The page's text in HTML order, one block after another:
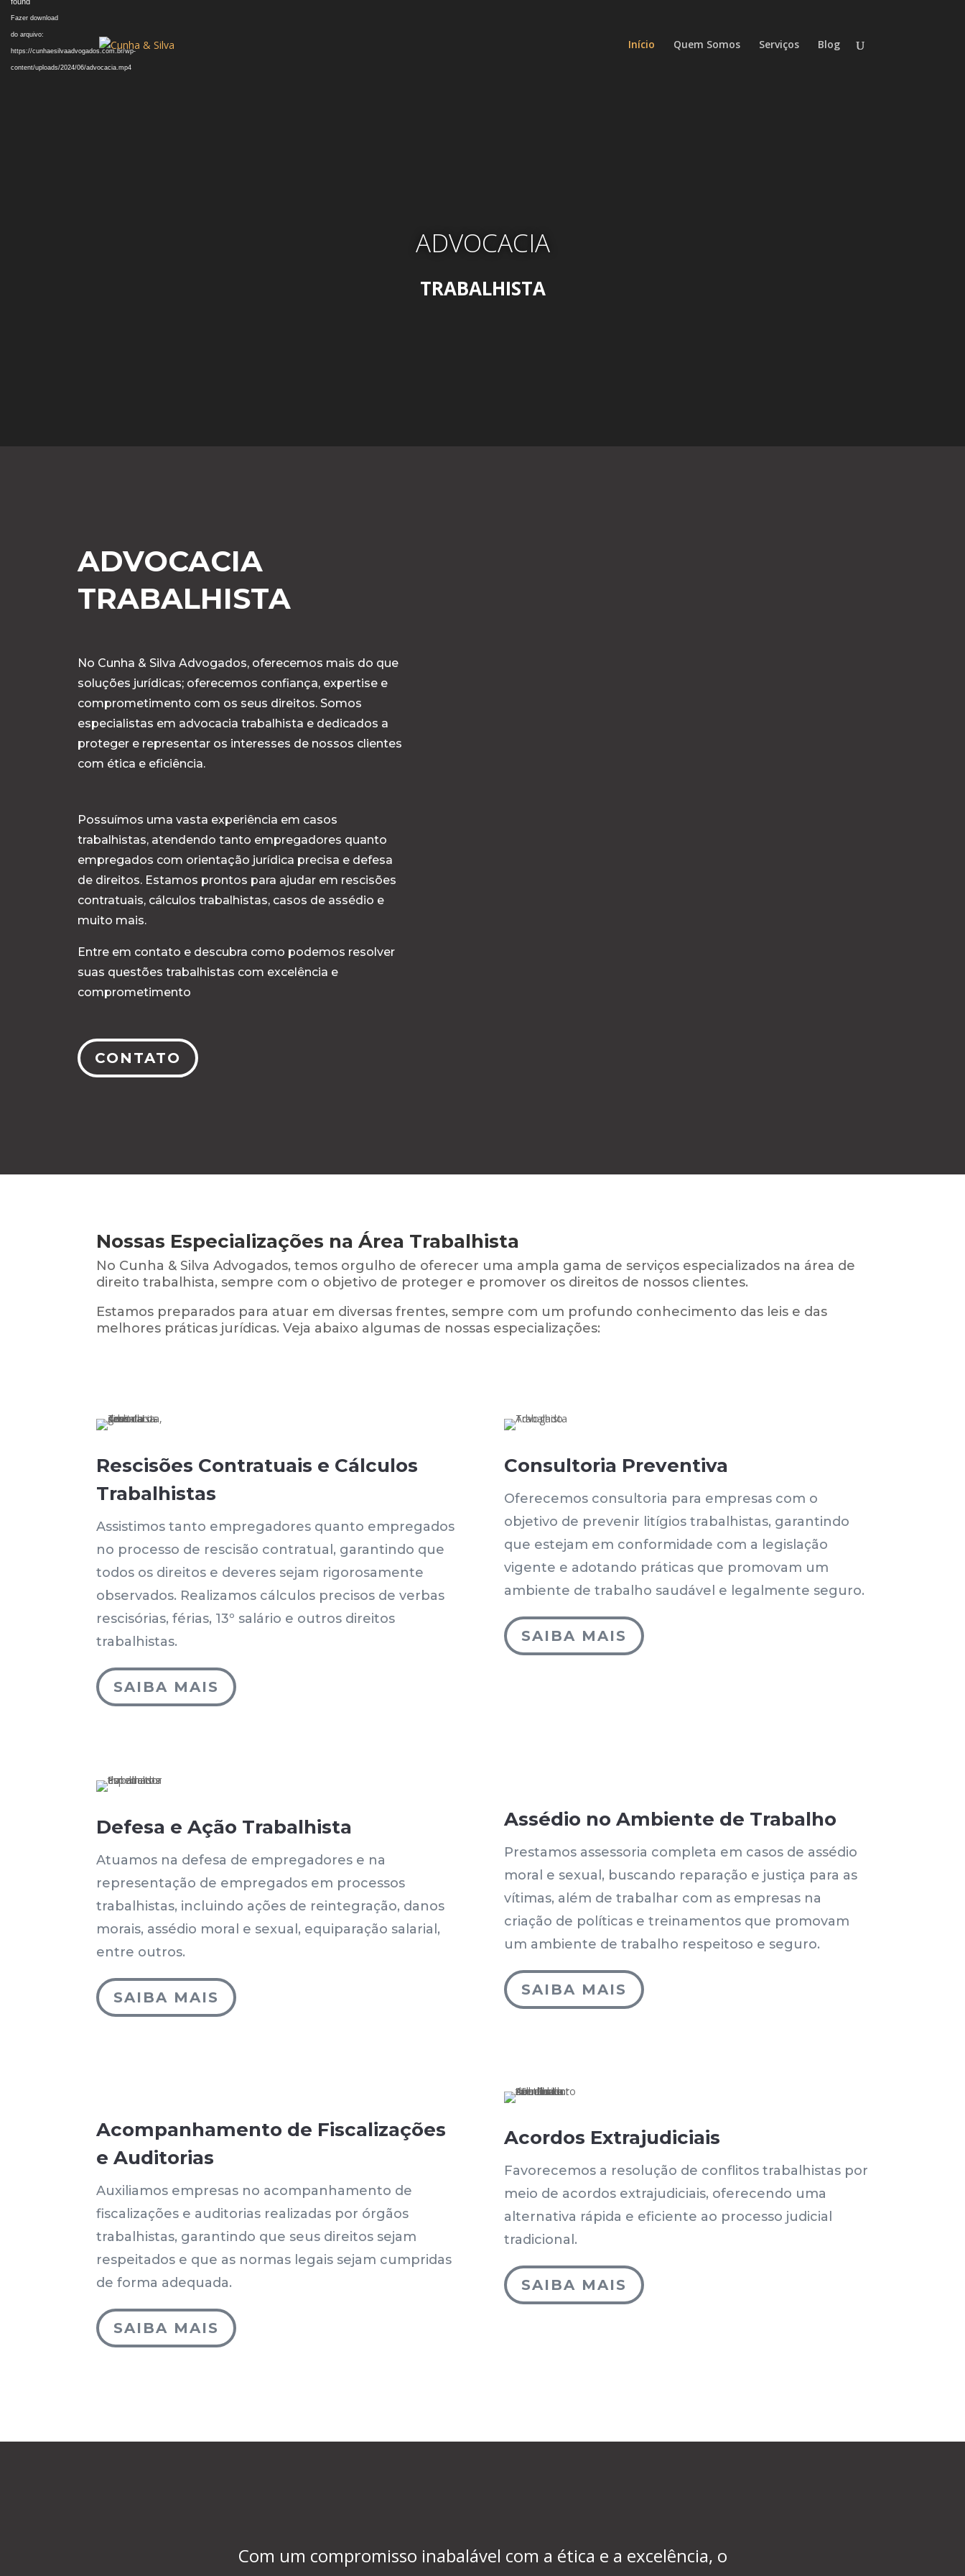
Início Quem Somos Serviços Blog
Fazer download
do arquivo:
https://cunhaesilvaadvogados.com.br/wp-
content/uploads/2024/06/advocacia.mp4
ADVOCACIA
TRABALHISTA
ADVOCACIA
TRABALHISTA
No Cunha & Silva Advogados, oferecemos mais do que
soluções jurídicas; oferecemos confiança, expertise e
comprometimento com os seus direitos. Somos
especialistas em advocacia trabalhista e dedicados a
proteger e representar os interesses de nossos clientes
com ética e eficiência.
Possuímos uma vasta experiência em casos
trabalhistas, atendendo tanto empregadores quanto
empregados com orientação jurídica precisa e defesa
de direitos. Estamos prontos para ajudar em rescisões
contratuais, cálculos trabalhistas, casos de assédio e
muito mais.
Entre em contato e descubra como podemos resolver
suas questões trabalhistas com excelência e
comprometimento
CONTATO
Nossas Especializações na Área Trabalhista
No Cunha & Silva Advogados, temos orgulho de oferecer uma ampla gama de serviços especializados na área de
direito trabalhista, sempre com o objetivo de proteger e promover os direitos de nossos clientes.
Estamos preparados para atuar em diversas frentes, sempre com um profundo conhecimento das leis e das
melhores práticas jurídicas. Veja abaixo algumas de nossas especializações:
Rescisões Contratuais e Cálculos
Trabalhistas
Assistimos tanto empregadores quanto empregados
no processo de rescisão contratual, garantindo que
todos os direitos e deveres sejam rigorosamente
observados. Realizamos cálculos precisos de verbas
rescisórias, férias, 13º salário e outros direitos
trabalhistas.
SAIBA MAIS
Consultoria Preventiva
Oferecemos consultoria para empresas com o
objetivo de prevenir litígios trabalhistas, garantindo
que estejam em conformidade com a legislação
vigente e adotando práticas que promovam um
ambiente de trabalho saudável e legalmente seguro.
SAIBA MAIS
Defesa e Ação Trabalhista
Atuamos na defesa de empregadores e na
representação de empregados em processos
trabalhistas, incluindo ações de reintegração, danos
morais, assédio moral e sexual, equiparação salarial,
entre outros.
SAIBA MAIS
Assédio no Ambiente de Trabalho
Prestamos assessoria completa em casos de assédio
moral e sexual, buscando reparação e justiça para as
vítimas, além de trabalhar com as empresas na
criação de políticas e treinamentos que promovam
um ambiente de trabalho respeitoso e seguro.
SAIBA MAIS
Acompanhamento de Fiscalizações
e Auditorias
Auxiliamos empresas no acompanhamento de
fiscalizações e auditorias realizadas por órgãos
trabalhistas, garantindo que seus direitos sejam
respeitados e que as normas legais sejam cumpridas
de forma adequada.
SAIBA MAIS
Acordos Extrajudiciais
Favorecemos a resolução de conflitos trabalhistas por
meio de acordos extrajudiciais, oferecendo uma
alternativa rápida e eficiente ao processo judicial
tradicional.
SAIBA MAIS
Com um compromisso inabalável com a ética e a excelência, o